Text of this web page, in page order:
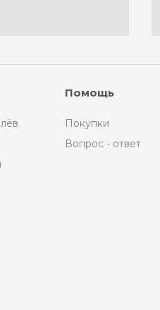
Помощь
Покупки
Вопрос - ответ